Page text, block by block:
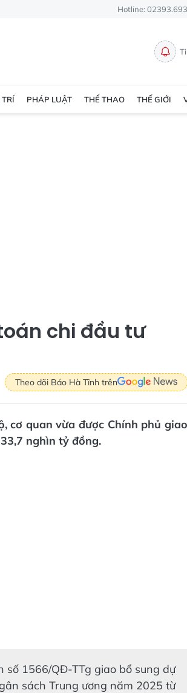
Hotline:
PHÁP LUẬT THỂ THAO THẾ GIỚI
chi đầu tư
Theo dõi Báo Hà Tĩnh trên
cơ quan vừa được Chính phủ giao
nghìn tỷ đồng.
số 1566/QĐ-TTg giao bổ sung dự
sách Trung ương năm 2025 từ